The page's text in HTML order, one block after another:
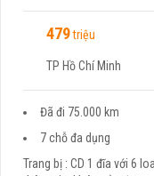
479triệu
TP Hồ Chí Minh
Đã đi 75.000 km
7 chỗ đa dụng
Trang bị : CD 1 đĩa với 6